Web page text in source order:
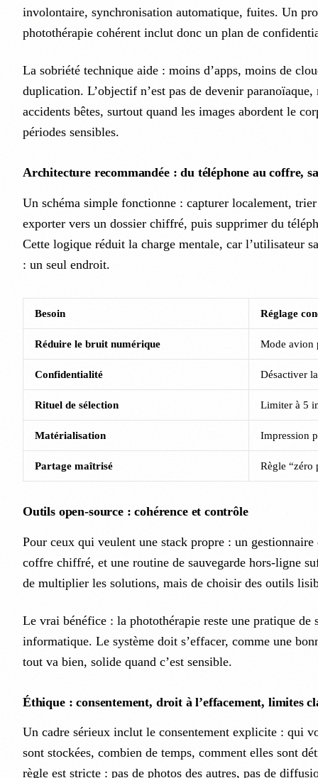
involontaire, synchronisation automatique, fuites. Un
photothérapie cohérent inclut donc un plan de
La sobriété technique aide : moins d’apps, moins de
duplication. L’objectif n’est pas de devenir paranoïaque,
accidents bêtes, surtout quand les images abordent le
périodes sensibles.
Architecture recommandée : du téléphone au coffre,
Un schéma simple fonctionne : capturer localement,
exporter vers un dossier chiffré, puis supprimer du
Cette logique réduit la charge mentale, car l’utilisateur
: un seul endroit.
Besoin Réglage
Réduire le bruit numérique Mode avion
Confidentialité Désactiver
Rituel de sélection Limiter à 5
Matérialisation Impression
Partage maîtrisé Règle “zéro
Outils open-source : cohérence et contrôle
Pour ceux qui veulent une stack propre : un
coffre chiffré, et une routine de sauvegarde hors-ligne
de multiplier les solutions, mais de choisir des outils
Le vrai bénéfice : la photothérapie reste une pratique de
informatique. Le système doit s’effacer, comme une
tout va bien, solide quand c’est sensible.
Éthique : consentement, droit à l’effacement, limites
Un cadre sérieux inclut le consentement explicite : qui
sont stockées, combien de temps, comment elles sont
règle est stricte : pas de photos des autres, pas de